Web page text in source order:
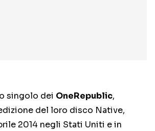
singolo dei OneRepublic,
del loro disco Native,
2014 negli Stati Uniti e in